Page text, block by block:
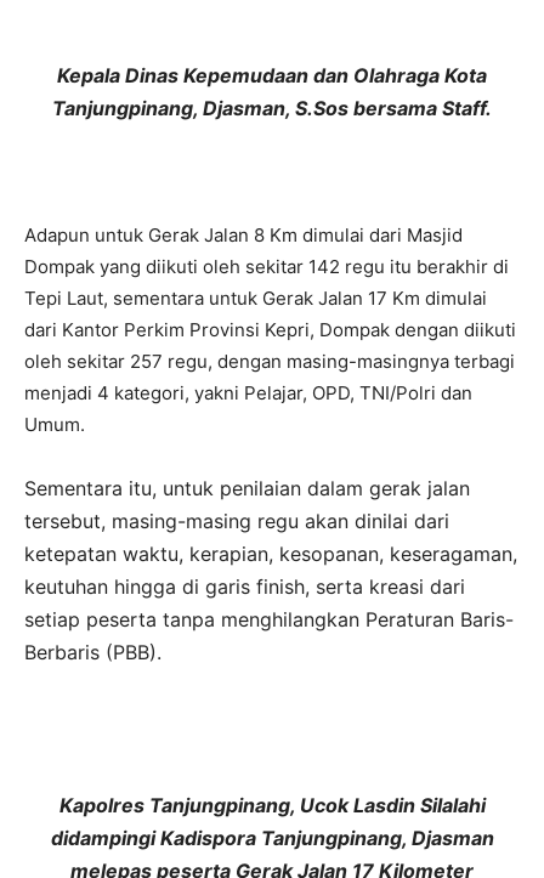
Kepala Dinas Kepemudaan dan Olahraga Kota
Tanjungpinang, Djasman, S.Sos bersama Staff.
Adapun untuk Gerak Jalan 8 Km dimulai dari Masjid
Dompak yang diikuti oleh sekitar 142 regu itu berakhir di
Tepi Laut, sementara untuk Gerak Jalan 17 Km dimulai
dari Kantor Perkim Provinsi Kepri, Dompak dengan diikuti
oleh sekitar 257 regu, dengan masing-masingnya terbagi
menjadi 4 kategori, yakni Pelajar, OPD, TNI/Polri dan
Umum.
Sementara itu, untuk penilaian dalam gerak jalan
tersebut, masing-masing regu akan dinilai dari
ketepatan waktu, kerapian, kesopanan, keseragaman,
keutuhan hingga di garis finish, serta kreasi dari
setiap peserta tanpa menghilangkan Peraturan Baris-
Berbaris (PBB).
Kapolres Tanjungpinang, Ucok Lasdin Silalahi
didampingi Kadispora Tanjungpinang, Djasman
melepas peserta Gerak Jalan 17 Kilometer